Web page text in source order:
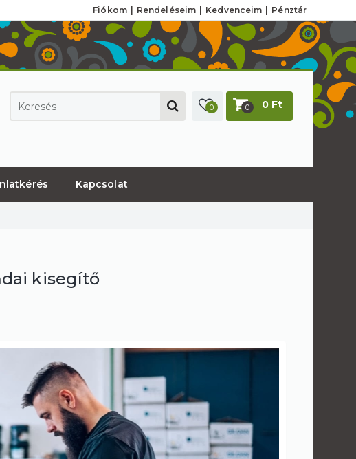
Fiókom Rendeléseim Kedvenceim Pénztár
0 0 0 Ft
Kapcsolat
kisegítő